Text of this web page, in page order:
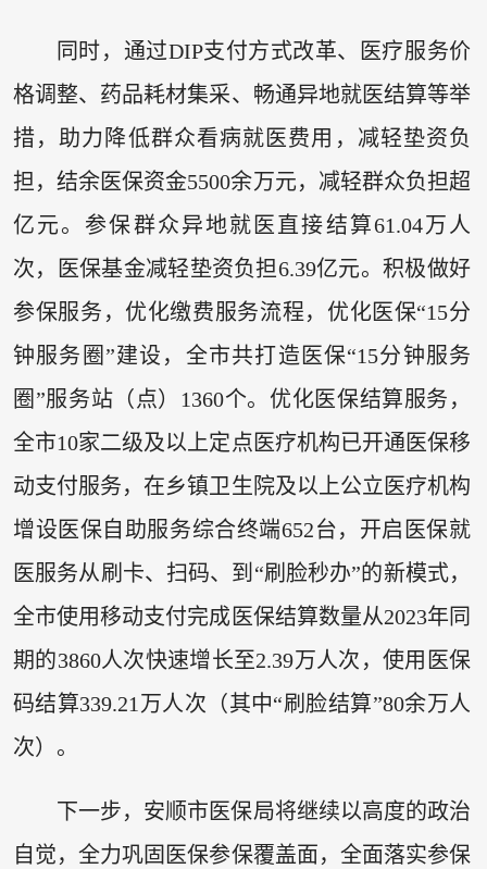
同时，通过DIP支付方式改革、医疗服务价
格调整、药品耗材集采、畅通异地就医结算等举
措，助力降低群众看病就医费用，减轻垫资负
担，结余医保资金5500余万元，减轻群众负担超
亿元。参保群众异地就医直接结算61.04万人
次，医保基金减轻垫资负担6.39亿元。积极做好
参保服务，优化缴费服务流程，优化医保“15分
钟服务圈”建设，全市共打造医保“15分钟服务
圈”服务站（点）1360个。优化医保结算服务，
全市10家二级及以上定点医疗机构已开通医保移
动支付服务，在乡镇卫生院及以上公立医疗机构
增设医保自助服务综合终端652台，开启医保就
医服务从刷卡、扫码、到“刷脸秒办”的新模式，
全市使用移动支付完成医保结算数量从2023年同
期的3860人次快速增长至2.39万人次，使用医保
码结算339.21万人次（其中“刷脸结算”80余万人
次）。
下一步，安顺市医保局将继续以高度的政治
自觉，全力巩固医保参保覆盖面，全面落实参保